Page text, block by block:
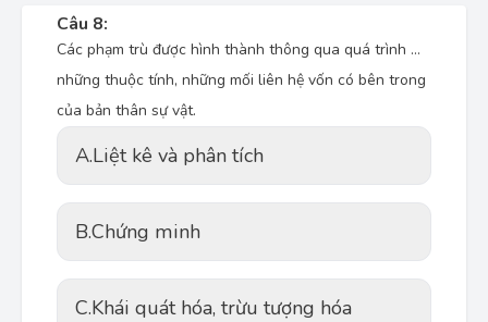
Câu 8:
Các phạm trù được hình thành thông qua quá trình …
những thuộc tính, những mối liên hệ vốn có bên trong
của bản thân sự vật.
A.Liệt kê và phân tích
B.Chứng minh
C.Khái quát hóa, trừu tượng hóa